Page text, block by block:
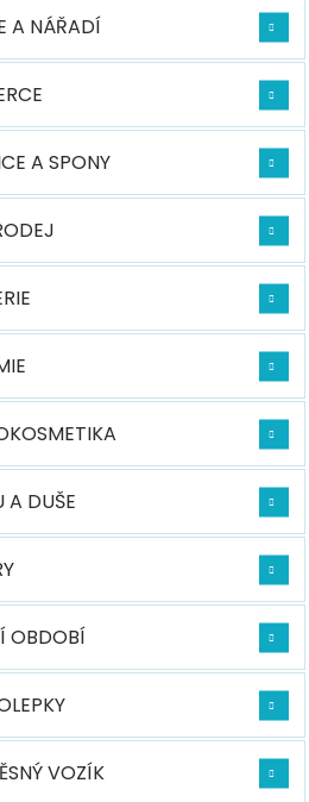
A NÁŘADÍ
A SPONY
A DUŠE
OBDOBÍ
VOZÍK